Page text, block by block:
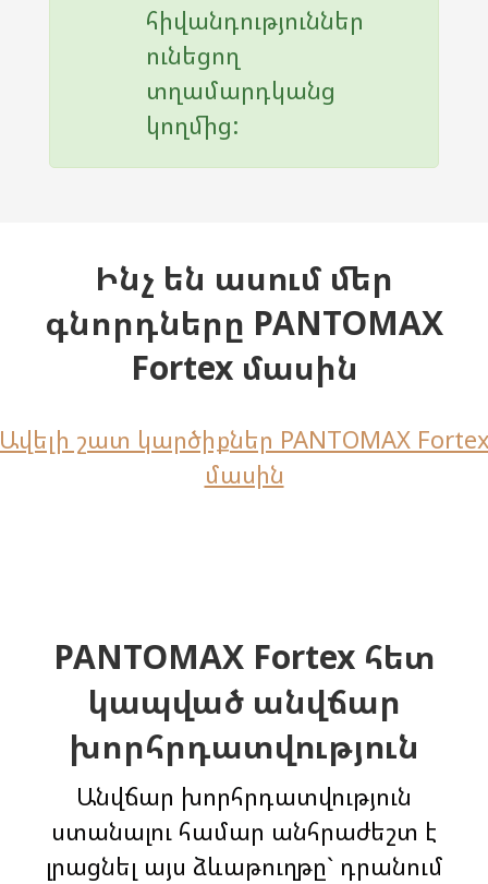
հիվանդություններ
ունեցող
տղամարդկանց
կողմից:
Ինչ են ասում մեր
գնորդները PANTOMAX
Fortex մասին
շատ կարծիքներ PANTOMAX
մասին
PANTOMAX Fortex հետ
կապված անվճար
խորհրդատվություն
Անվճար խորհրդատվություն
ստանալու համար անհրաժեշտ է
լրացնել այս ձևաթուղթը` դրանում